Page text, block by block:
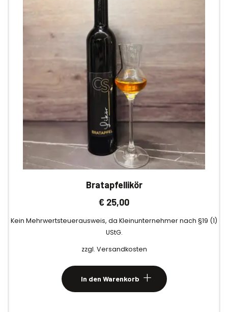
Bratapfellikör
€ 25,00
Kein Mehrwertsteuerausweis, da Kleinunternehmer nach §19 (1)
UStG.
zzgl. Versandkosten
In den Warenkorb